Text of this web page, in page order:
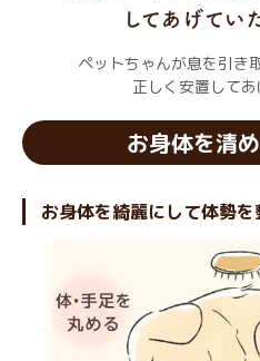
ペットちゃんが息を引き
正しく安置してあ
お身体を清
お身体を綺麗にして体勢を